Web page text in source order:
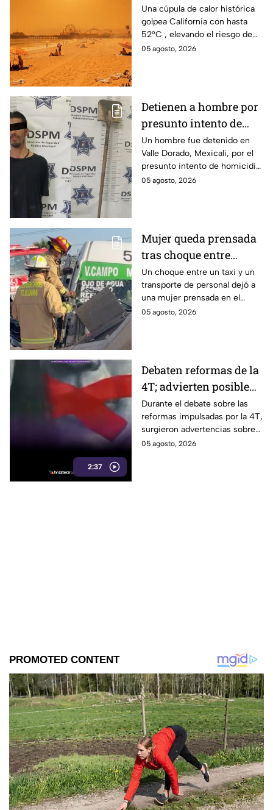
52°C en estas zonas ⚠️
Una cúpula de calor histórica
golpea California con hasta
52°C , elevando el riesgo de
incendios, así que tomas
05 agosto, 2026
Detienen a hombre por
presunto intento de
homicidio con una pala
en Mexicali; habría
atacado a otro mientras
dormía
Un hombre fue detenido en
Valle Dorado, Mexicali, por el
presunto intento de homicidio
de otro con una pala. La
05 agosto, 2026
Mujer queda prensada
tras choque entre
transporte público y de
personal en Tijuana
Un choque entre un taxi y un
transporte de personal dejó a
una mujer prensada en el
bulevar Insurgentes, a la altura
05 agosto, 2026
2:37
Debaten reformas de la
4T; advierten posible
control sobre la
información y voces
críticas
Durante el debate sobre las
reformas impulsadas por la 4T,
surgieron advertencias sobre
un posible impacto en la
05 agosto, 2026